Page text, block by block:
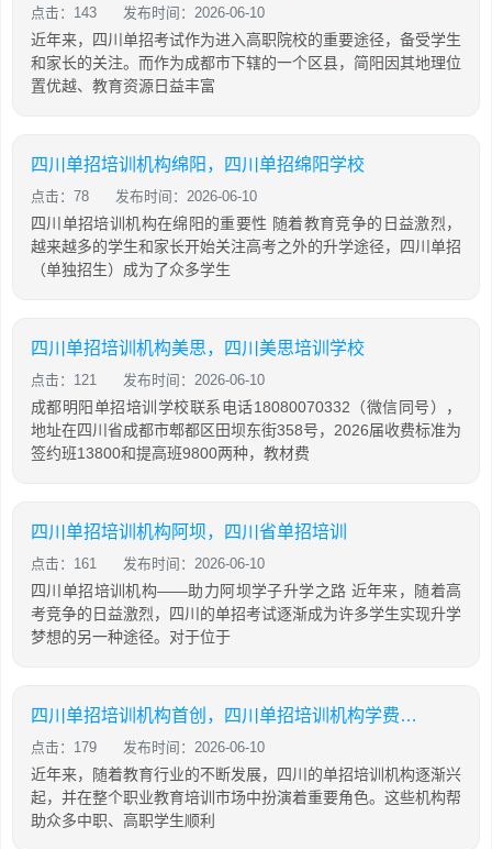
点击：143 发布时间：2026-06-10
近年来，四川单招考试作为进入高职院校的重要途径，备受学生
和家长的关注。而作为成都市下辖的一个区县，简阳因其地理位
置优越、教育资源日益丰富
四川单招培训机构绵阳，四川单招绵阳学校
点击：78 发布时间：2026-06-10
四川单招培训机构在绵阳的重要性 随着教育竞争的日益激烈，
越来越多的学生和家长开始关注高考之外的升学途径，四川单招
（单独招生）成为了众多学生
四川单招培训机构美思，四川美思培训学校
点击：121 发布时间：2026-06-10
成都明阳单招培训学校联系电话18080070332（微信同号），
地址在四川省成都市郫都区田坝东街358号，2026届收费标准为
签约班13800和提高班9800两种，教材费
四川单招培训机构阿坝，四川省单招培训
点击：161 发布时间：2026-06-10
四川单招培训机构——助力阿坝学子升学之路 近年来，随着高
考竞争的日益激烈，四川的单招考试逐渐成为许多学生实现升学
梦想的另一种途径。对于位于
四川单招培训机构首创，四川单招培训机构学费大概是多少
点击：179 发布时间：2026-06-10
近年来，随着教育行业的不断发展，四川的单招培训机构逐渐兴
起，并在整个职业教育培训市场中扮演着重要角色。这些机构帮
助众多中职、高职学生顺利